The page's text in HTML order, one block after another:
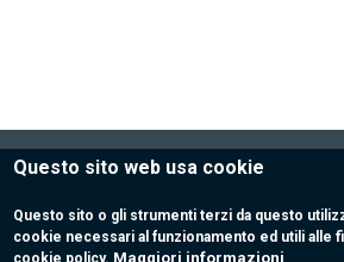
via del Moriglione, 14
56019 Migliarino Pisano (PI)
Questo sito web usa cookie
Questo sito o gli strumenti terzi da questo
cookie necessari al funzionamento ed utili alle
cookie policy. Maggiori informazioni